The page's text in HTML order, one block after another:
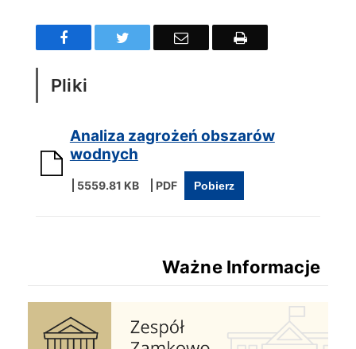
FacebookTwitter Email Drukuj
Pliki
Analiza zagrożeń obszarów
wodnych
5559.81 KB Pobierz
Ważne Informacje